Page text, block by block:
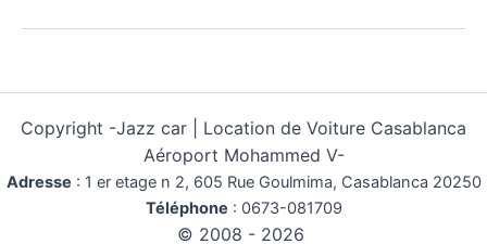
romeo
Copyright -Jazz car | Location de Voiture Casablanca
Aéroport Mohammed V-
Adresse : 1 er etage n 2, 605 Rue Goulmima, Casablanca 20250
Téléphone : 0673-081709
© 2008 - 2026